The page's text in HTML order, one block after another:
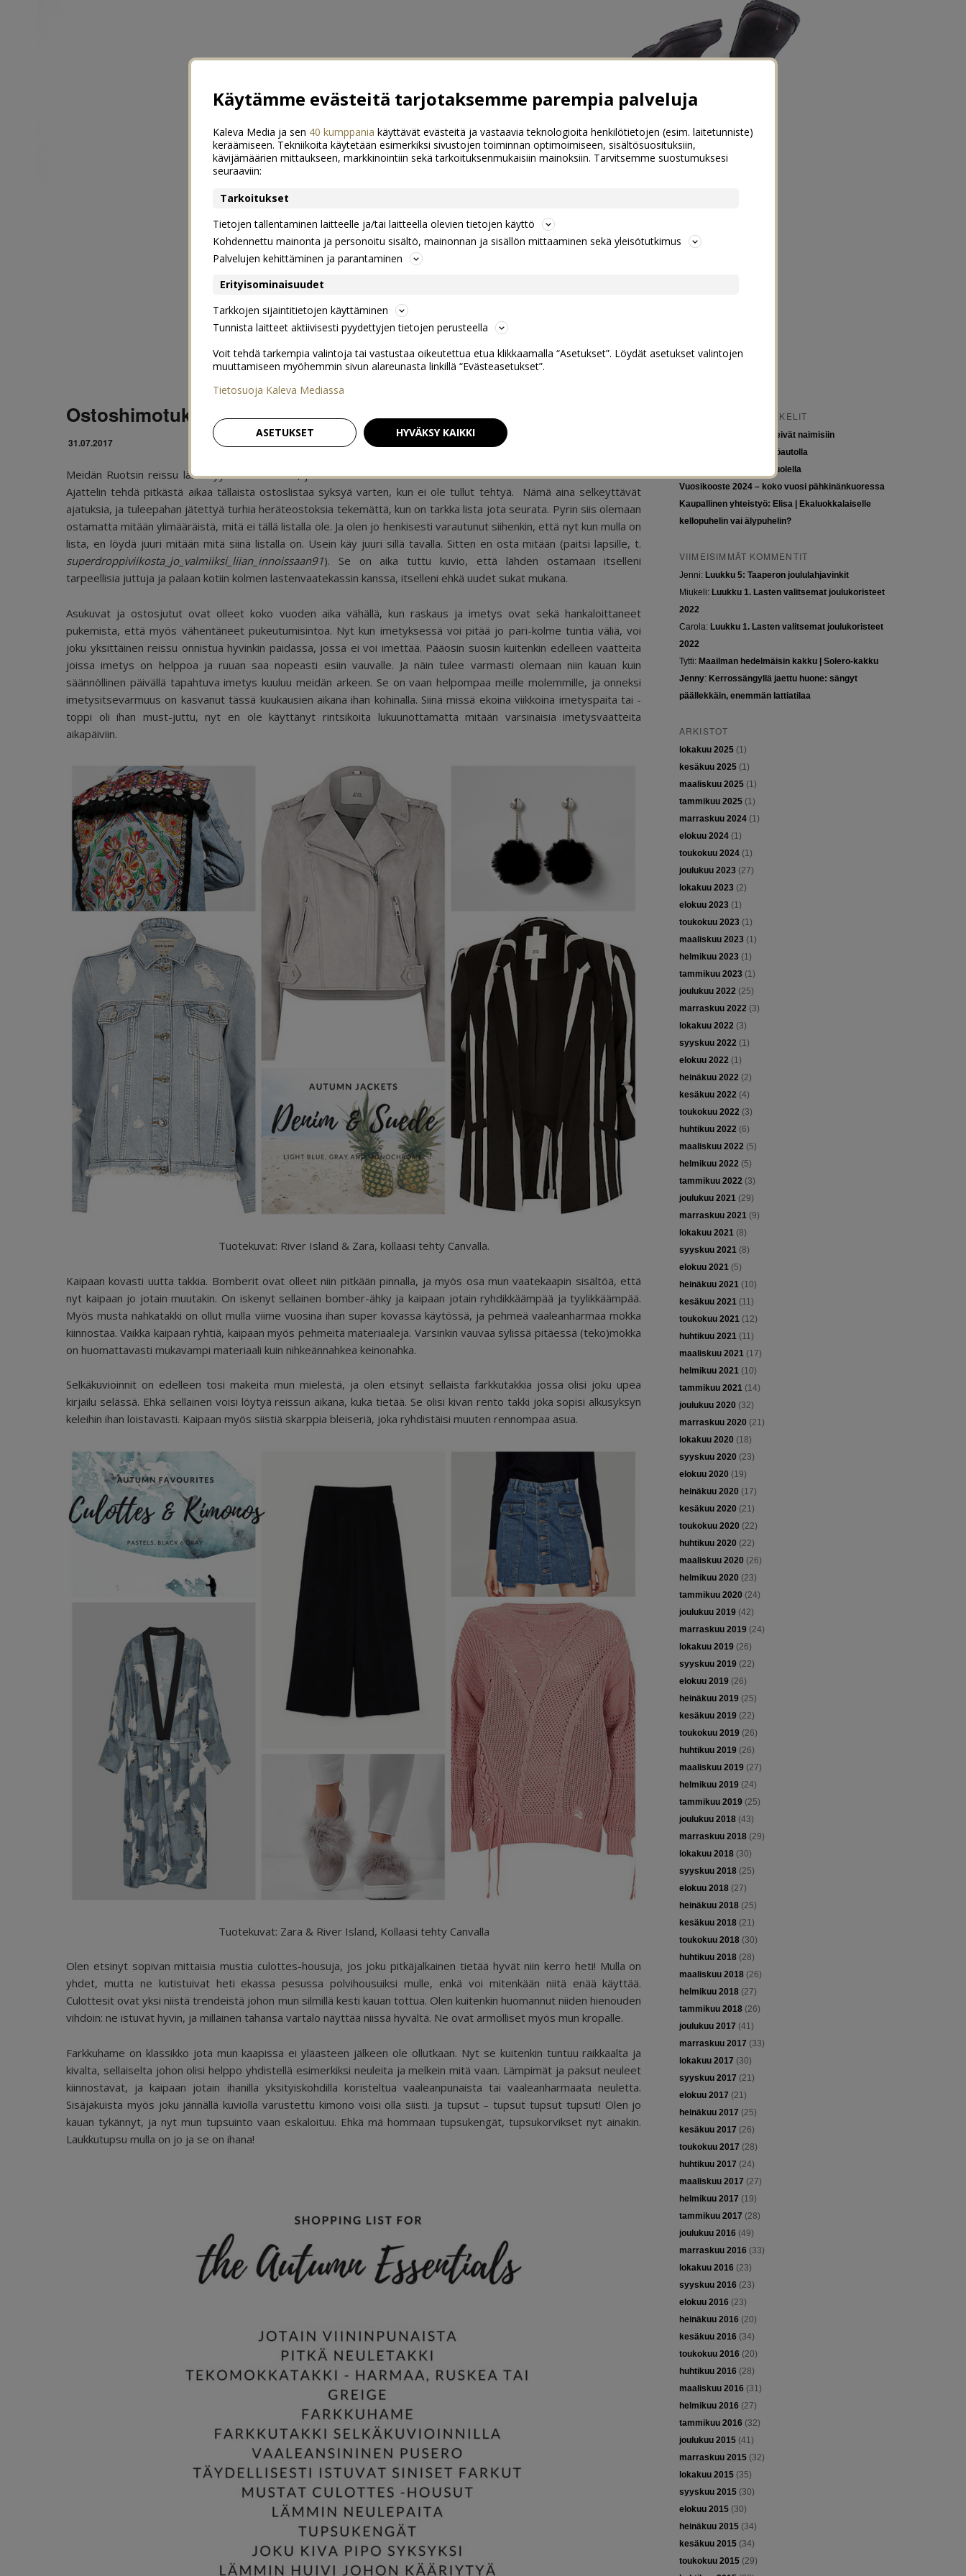
Ostoshimotuksia Tukholman reissulle
31.07.2017
Meidän Ruotsin reissu lähestyy kovaa vauhtia, ja ensi viikon tiistaina on tarkoitus suunnata Mall Of Skandinaviaan.
Ajattelin tehdä pitkästä aikaa tällaista ostoslistaa syksyä varten, kun ei ole tullut tehtyä. Nämä aina selkeyttävät
ajatuksia, ja tuleepahan jätettyä turhia heräteostoksia tekemättä, kun on tarkka lista jota seurata. Pyrin siis olemaan
ostamatta mitään ylimääräistä, mitä ei tällä listalla ole. Ja olen jo henkisesti varautunut siihenkin, että nyt kun mulla on
lista, en löydä juuri mitään mitä siinä listalla on. Usein käy juuri sillä tavalla. Sitten en osta mitään (paitsi lapsille, t.
superdroppiviikosta_jo_valmiiksi_liian_innoissaan91). Se on aika tuttu kuvio, että lähden ostamaan itselleni
tarpeellisia juttuja ja palaan kotiin kolmen lastenvaatekassin kanssa, itselleni ehkä uudet sukat mukana.
Asukuvat ja ostosjutut ovat olleet koko vuoden aika vähällä, kun raskaus ja imetys ovat sekä hankaloittaneet
pukemista, että myös vähentäneet pukeutumisintoa. Nyt kun imetyksessä voi pitää jo pari-kolme tuntia väliä, voi
joku yksittäinen reissu onnistua hyvinkin paidassa, jossa ei voi imettää. Pääosin suosin kuitenkin edelleen vaatteita
joissa imetys on helppoa ja ruuan saa nopeasti esiin vauvalle. Ja näin tulee varmasti olemaan niin kauan kuin
säännöllinen päivällä tapahtuva imetys kuuluu meidän arkeen. Se on vaan helpompaa meille molemmille, ja onneksi
imetysitsevarmuus on kasvanut tässä kuukausien aikana ihan kohinalla. Siinä missä ekoina viikkoina imetyspaita tai -
toppi oli ihan must-juttu, nyt en ole käyttänyt rintsikoita lukuunottamatta mitään varsinaisia imetysvaatteita
aikapäiviin.
Tuotekuvat: River Island & Zara, kollaasi tehty Canvalla.
Kaipaan kovasti uutta takkia. Bomberit ovat olleet niin pitkään pinnalla, ja myös osa mun vaatekaapin sisältöä, että
nyt kaipaan jo jotain muutakin. On iskenyt sellainen bomber-ähky ja kaipaan jotain ryhdikkäämpää ja tyylikkäämpää.
Myös musta nahkatakki on ollut mulla viime vuosina ihan super kovassa käytössä, ja pehmeä vaaleanharmaa mokka
kiinnostaa. Vaikka kaipaan ryhtiä, kaipaan myös pehmeitä materiaaleja. Varsinkin vauvaa sylissä pitäessä (teko)mokka
on huomattavasti mukavampi materiaali kuin nihkeännahkea keinonahka.
Selkäkuvioinnit on edelleen tosi makeita mun mielestä, ja olen etsinyt sellaista farkkutakkia jossa olisi joku upea
kirjailu selässä. Ehkä sellainen voisi löytyä reissun aikana, kuka tietää. Se olisi kivan rento takki joka sopisi alkusyksyn
keleihin ihan loistavasti. Kaipaan myös siistiä skarppia bleiseriä, joka ryhdistäisi muuten rennompaa asua.
Tuotekuvat: Zara & River Island, Kollaasi tehty Canvalla
Olen etsinyt sopivan mittaisia mustia culottes-housuja, jos joku pitkäjalkainen tietää hyvät niin kerro heti! Mulla on
yhdet, mutta ne kutistuivat heti ekassa pesussa polvihousuiksi mulle, enkä voi mitenkään niitä enää käyttää.
Culottesit ovat yksi niistä trendeistä johon mun silmillä kesti kauan tottua. Olen kuitenkin huomannut niiden hienouden
vihdoin: ne istuvat hyvin, ja millainen tahansa vartalo näyttää niissä hyvältä. Ne ovat armolliset myös mun kropalle.
Farkkuhame on klassikko jota mun kaapissa ei yläasteen jälkeen ole ollutkaan. Nyt se kuitenkin tuntuu raikkaalta ja
kivalta, sellaiselta johon olisi helppo yhdistellä esimerkiksi neuleita ja melkein mitä vaan. Lämpimät ja paksut neuleet
kiinnostavat, ja kaipaan jotain ihanilla yksityiskohdilla koristeltua vaaleanpunaista tai vaaleanharmaata neuletta.
Sisäjakuista myös joku jännällä kuviolla varustettu kimono voisi olla siisti. Ja tupsut – tupsut tupsut tupsut! Olen jo
kauan tykännyt, ja nyt mun tupsuinto vaan eskaloituu. Ehkä mä hommaan tupsukengät, tupsukorvikset nyt ainakin.
Laukkutupsu mulla on jo ja se on ihana!
VIIMEISIMMÄT ARTIKKELIT
Tytöt kuuluvat kouluun, eivät naimisiin
Euroopan roadtrip sähköautolla
Tyttöjen ja tasa-arvon puolella
Vuosikooste 2024 – koko vuosi pähkinänkuoressa
Kaupallinen yhteistyö: Elisa | Ekaluokkalaiselle
kellopuhelin vai älypuhelin?
VIIMEISIMMÄT KOMMENTIT
Jenni: Luukku 5: Taaperon joululahjavinkit
Miukeli: Luukku 1. Lasten valitsemat joulukoristeet
2022
Carola: Luukku 1. Lasten valitsemat joulukoristeet
2022
Tytti: Maailman hedelmäisin kakku | Solero-kakku
Jenny: Kerrossängyllä jaettu huone: sängyt
päällekkäin, enemmän lattiatilaa
ARKISTOT
lokakuu 2025(1)
kesäkuu 2025(1)
maaliskuu 2025(1)
tammikuu 2025(1)
marraskuu 2024(1)
elokuu 2024(1)
toukokuu 2024(1)
joulukuu 2023(27)
lokakuu 2023(2)
elokuu 2023(1)
toukokuu 2023(1)
maaliskuu 2023(1)
helmikuu 2023(1)
tammikuu 2023(1)
joulukuu 2022(25)
marraskuu 2022(3)
lokakuu 2022(3)
syyskuu 2022(1)
elokuu 2022(1)
heinäkuu 2022(2)
kesäkuu 2022(4)
toukokuu 2022(3)
huhtikuu 2022(6)
maaliskuu 2022(5)
helmikuu 2022(5)
tammikuu 2022(3)
joulukuu 2021(29)
marraskuu 2021(9)
lokakuu 2021(8)
syyskuu 2021(8)
elokuu 2021(5)
heinäkuu 2021(10)
kesäkuu 2021(11)
toukokuu 2021(12)
huhtikuu 2021(11)
maaliskuu 2021(17)
helmikuu 2021(10)
tammikuu 2021(14)
joulukuu 2020 (32)
marraskuu 2020 (21)
lokakuu 2020 (18)
syyskuu 2020 (23)
elokuu 2020 (19)
heinäkuu 2020 (17)
kesäkuu 2020 (21)
toukokuu 2020 (22)
huhtikuu 2020 (22)
maaliskuu 2020 (26)
helmikuu 2020 (23)
tammikuu 2020 (24)
joulukuu 2019(42)
marraskuu 2019(24)
lokakuu 2019(26)
syyskuu 2019(22)
elokuu 2019(26)
heinäkuu 2019(25)
kesäkuu 2019(22)
toukokuu 2019(26)
huhtikuu 2019(26)
maaliskuu 2019(27)
helmikuu 2019(24)
tammikuu 2019(25)
joulukuu 2018(43)
marraskuu 2018(29)
lokakuu 2018(30)
syyskuu 2018(25)
elokuu 2018(27)
heinäkuu 2018(25)
kesäkuu 2018(21)
toukokuu 2018(30)
huhtikuu 2018(28)
maaliskuu 2018(26)
helmikuu 2018(27)
tammikuu 2018(26)
joulukuu 2017 (41)
marraskuu 2017 (33)
lokakuu 2017 (30)
syyskuu 2017 (21)
elokuu 2017 (21)
heinäkuu 2017 (25)
kesäkuu 2017 (26)
toukokuu 2017 (28)
huhtikuu 2017 (24)
maaliskuu 2017 (27)
helmikuu 2017 (19)
tammikuu 2017 (28)
joulukuu 2016 (49)
marraskuu 2016 (33)
lokakuu 2016 (23)
syyskuu 2016 (23)
elokuu 2016 (23)
heinäkuu 2016 (20)
kesäkuu 2016 (34)
toukokuu 2016 (20)
huhtikuu 2016 (28)
maaliskuu 2016 (31)
helmikuu 2016 (27)
tammikuu 2016 (32)
joulukuu 2015(41)
marraskuu 2015(32)
lokakuu 2015(35)
syyskuu 2015(30)
elokuu 2015(30)
heinäkuu 2015(34)
kesäkuu 2015(34)
toukokuu 2015(29)
Käytämme evästeitä tarjotaksemme parempia palveluja
Kaleva Media ja sen 40 kumppania käyttävät evästeitä ja vastaavia teknologioita henkilötietojen (esim. laitetunniste)
keräämiseen. Tekniikoita käytetään esimerkiksi sivustojen toiminnan optimoimiseen, sisältösuosituksiin,
kävijämäärien mittaukseen, markkinointiin sekä tarkoituksenmukaisiin mainoksiin. Tarvitsemme suostumuksesi
seuraaviin:
Tarkoitukset
Tietojen tallentaminen laitteelle ja/tai laitteella olevien tietojen käyttö
Kohdennettu mainonta ja personoitu sisältö, mainonnan ja sisällön mittaaminen sekä yleisötutkimus
Palvelujen kehittäminen ja parantaminen
Erityisominaisuudet
Tarkkojen sijaintitietojen käyttäminen
Tunnista laitteet aktiivisesti pyydettyjen tietojen perusteella
Voit tehdä tarkempia valintoja tai vastustaa oikeutettua etua klikkaamalla “Asetukset”. Löydät asetukset valintojen
muuttamiseen myöhemmin sivun alareunasta linkillä “Evästeasetukset”.
Tietosuoja Kaleva Mediassa
ASETUKSET HYVÄKSY KAIKKI